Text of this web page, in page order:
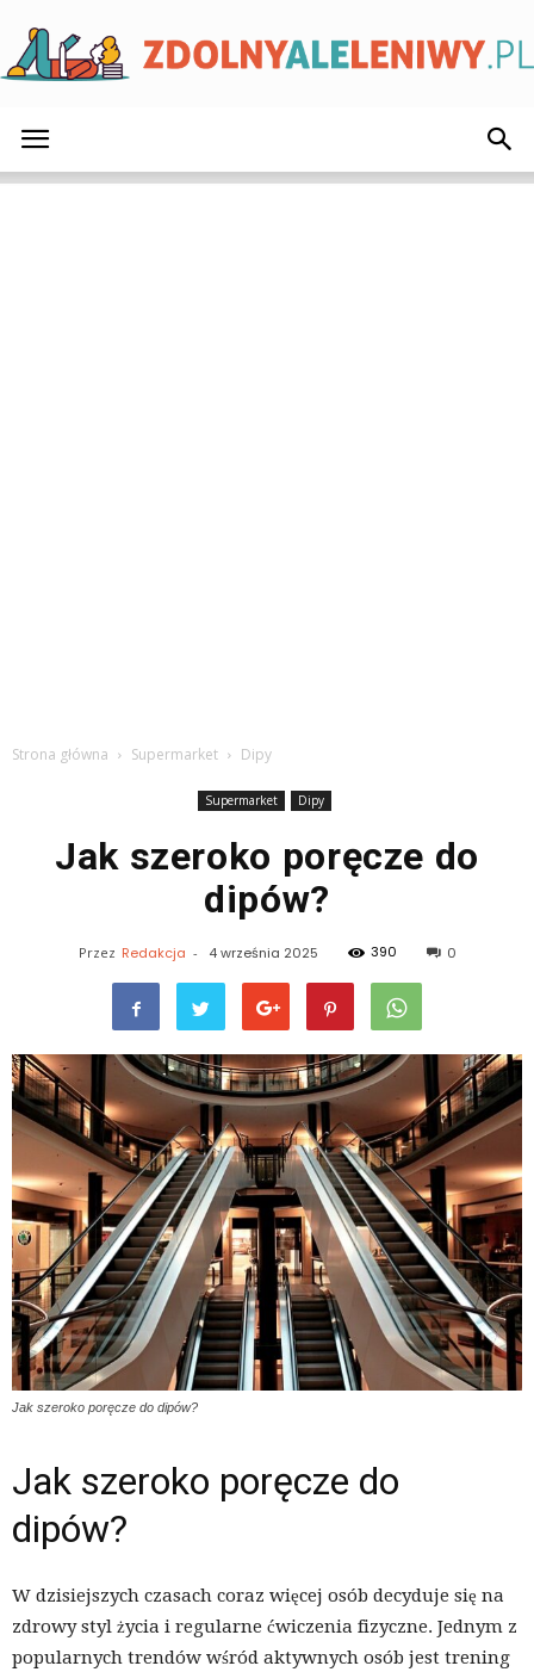
Strona główna Supermarket Dipy
Supermarket Dipy
Jak szeroko poręcze do
dipów?
Przez Redakcja - 4 września 2025 390 0
Jak szeroko poręcze do dipów?
Jak szeroko poręcze do
dipów?
W dzisiejszych czasach coraz więcej osób decyduje się na
zdrowy styl życia i regularne ćwiczenia fizyczne. Jednym z
popularnych trendów wśród aktywnych osób jest trening